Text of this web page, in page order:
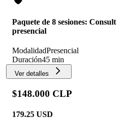
Paquete de 8 sesiones:
presencial
ModalidadPresencial
Duración45 min
Ver detalles
$148.000 CLP
179.25 USD